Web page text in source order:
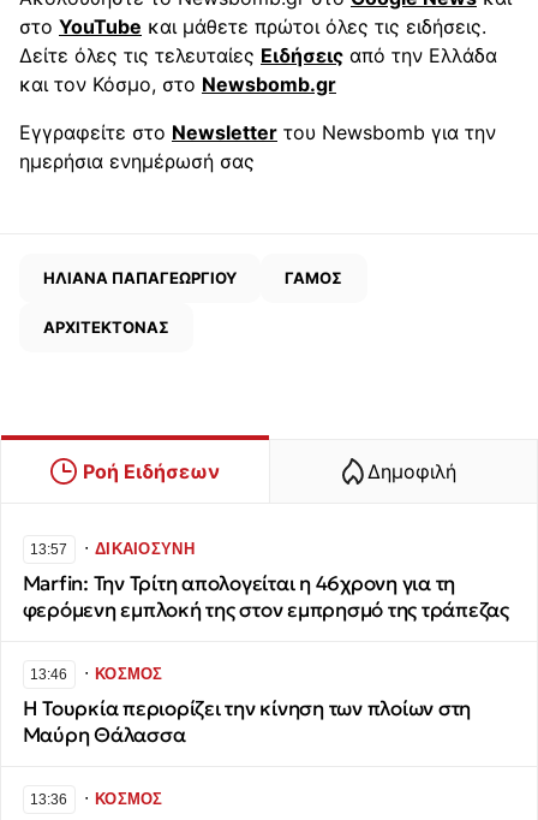
στο YouTube και μάθετε πρώτοι όλες τις ειδήσεις.
Δείτε όλες τις τελευταίες Ειδήσεις από την Ελλάδα
και τον Κόσμο, στο Newsbomb.gr
Εγγραφείτε στο Newsletter του Newsbomb για την
ημερήσια ενημέρωσή σας
ΗΛΙΑΝΑ ΠΑΠΑΓΕΩΡΓΙΟΥ ΓΑΜΟΣ
ΑΡΧΙΤΕΚΤΟΝΑΣ
Ροή Ειδήσεων Δημοφιλή
13:57 ∙ΔΙΚΑΙΟΣΥΝΗ
Marfin: Την Τρίτη απολογείται η 46χρονη για τη
φερόμενη εμπλοκή της στον εμπρησμό της τράπεζας
13:46 ∙ΚΟΣΜΟΣ
Η Τουρκία περιορίζει την κίνηση των πλοίων στη
Μαύρη Θάλασσα
13:36 ∙ΚΟΣΜΟΣ